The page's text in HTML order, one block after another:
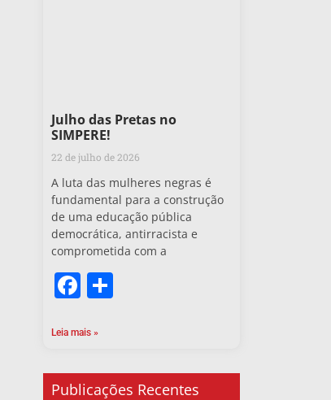
Julho das Pretas no
SIMPERE!
22 de julho de 2026
A luta das mulheres negras é
fundamental para a construção
de uma educação pública
democrática, antirracista e
comprometida com a
Facebook
Leia mais »
Publicações Recentes